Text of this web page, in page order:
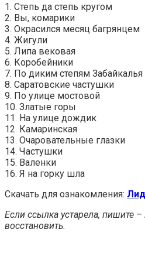
1. Степь да степь кругом
2. Вы, комарики
3. Окрасился месяц багрянцем
4. Жигули
5. Липа вековая
6. Коробейники
7. По диким степям Забайкалья
8. Саратовские частушки
9. По улице мостовой
10. Златые горы
11. На улице дождик
12. Камаринская
13. Очаровательные глазки
14. Частушки
15. Валенки
16. Я на горку шла
Скачать для ознакомления:
Если ссылка устарела, пишите
восстановить.